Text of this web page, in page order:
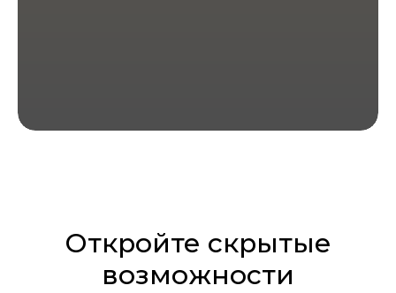
Откройте скрытые
возможности